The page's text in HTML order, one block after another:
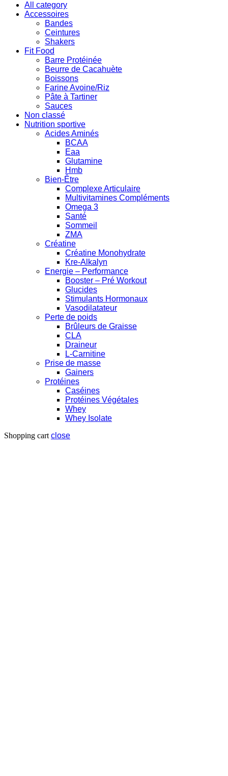
All category
Accessoires
Bandes
Ceintures
Shakers
Fit Food
Barre Protéinée
Beurre de Cacahuète
Boissons
Farine Avoine/Riz
Pâte à Tartiner
Sauces
Non classé
Nutrition sportive
Acides Aminés
BCAA
Eaa
Glutamine
Hmb
Bien-Être
Complexe Articulaire
Multivitamines Compléments
Omega 3
Santé
Sommeil
ZMA
Créatine
Créatine Monohydrate
Kre-Alkalyn
Energie – Performance
Booster – Pré Workout
Glucides
Stimulants Hormonaux
Vasodilatateur
Perte de poids
Brûleurs de Graisse
CLA
Draineur
L-Carnitine
Prise de masse
Gainers
Protéines
Caséines
Protéines Végétales
Whey
Whey Isolate
Shopping cart close